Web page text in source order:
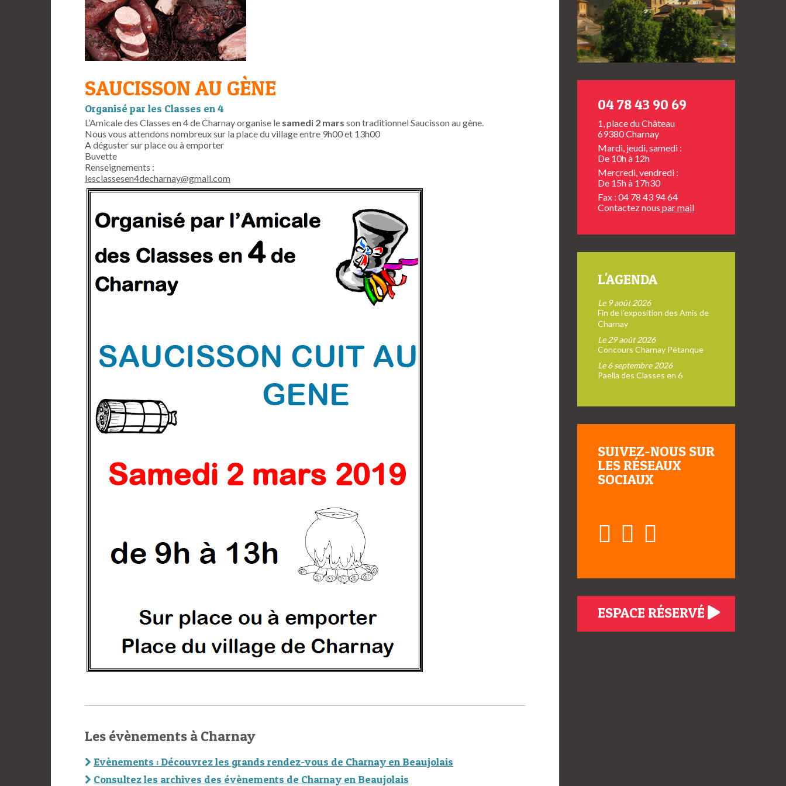
SAUCISSON AU GÈNE
Organisé par les Classes en 4
L’Amicale des Classes en 4 de Charnay organise le samedi 2 mars son traditionnel Saucisson au gène.
Nous vous attendons nombreux sur la place du village entre 9h00 et 13h00
A déguster sur place ou à emporter
Buvette
Renseignements :
lesclassesen4decharnay@gmail.com
Les évènements à Charnay
Evènements : Découvrez les grands rendez-vous de Charnay en Beaujolais
Consultez les archives des évènements de Charnay en Beaujolais
04 78 43 90 69
1, place du Château
69380 Charnay
Mardi, jeudi, samedi :
De 10h à 12h
Mercredi, vendredi :
De 15h à 17h30
Fax : 04 78 43 94 64
Contactez nous par mail
L'AGENDA
Le 9 août 2026
Fin de l’exposition des Amis de
Charnay
Le 29 août 2026
Concours Charnay Pétanque
Le 6 septembre 2026
Paella des Classes en 6
SUIVEZ-NOUS SUR
LES RÉSEAUX
SOCIAUX
ESPACE RÉSERVÉ